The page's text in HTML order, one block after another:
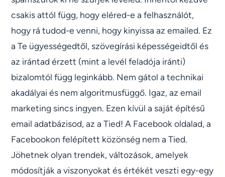
csakis attól függ, hogy eléred-e a felhasználót,
hogy rá tudod-e venni, hogy kinyissa az emailed. Ez
a Te ügyességedtől, szövegírási képességeidtől és
az irántad érzett (mint a levél feladója iránti)
bizalomtól függ leginkább. Nem gátol a technikai
akadályai és nem algoritmusfüggő. Igaz, az email
marketing sincs ingyen. Ezen kívül a saját építésű
email adatbázisod, az a Tied! A Facebook oldalad, a
Facebookon felépített közönség nem a Tied.
Jöhetnek olyan trendek, változások, amelyek
módosítják a viszonyokat és értékét veszti egy-egy